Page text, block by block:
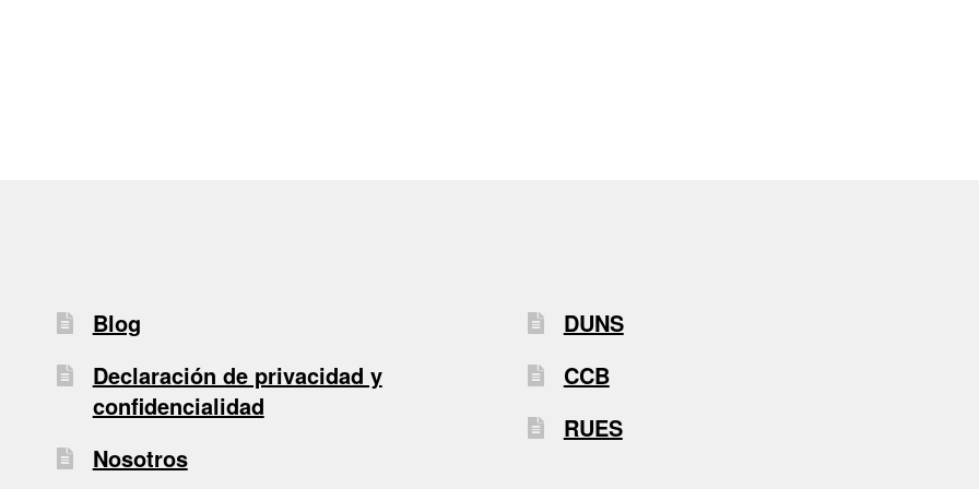
Blog
Declaración de privacidad y
confidencialidad
Nosotros
DUNS
CCB
RUES